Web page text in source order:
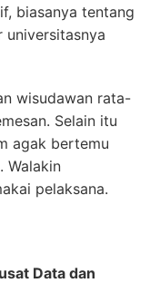
biasanya tentang
universitasnya
wisudawan rata-
Selain itu
agak bertemu
Walakin
pelaksana.
Data dan